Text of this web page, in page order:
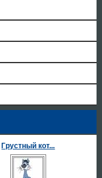
Грустный кот...